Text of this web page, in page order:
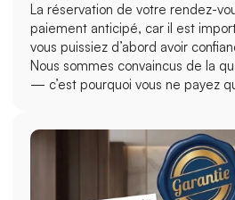
La réservation de votre rendez-
paiement anticipé, car il est
vous puissiez d’abord avoir
Nous sommes convaincus de la
— c’est pourquoi vous ne payez